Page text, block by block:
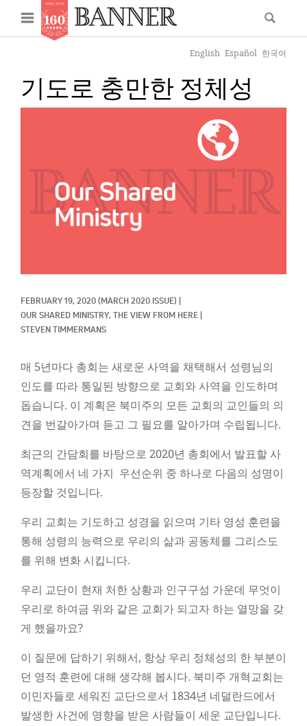
main
content
Open
English Español 한국어
기도로 충만한 정체성
FEBRUARY 19, 2020 (MARCH 2020 ISSUE)
OUR SHARED MINISTRY,
THE VIEW FROM HERE
STEVEN TIMMERMANS
매 5년마다 총회는 새로운 사역을 채택해서 성령님의
인도를 따라 통일된 방향으로 교회와 사역을 인도하며
돕습니다. 이 계획은 북미주의 모든 교회의 교인들의 의
견을 번갈아가며 듣고 그 필요를 알아가며 수립됩니다.
최근의 간담회를 바탕으로 2020년 총회에서 발표할 사
역계획에서 네 가지 우선순위 중 하나로 다음의 성명이
등장할 것입니다.
우리 교회는 기도하고 성경을 읽으며 기타 영성 훈련을
통해 성령의 능력으로 우리의 삶과 공동체를 그리스도
를 위해 변화 시킵니다.
우리 교단이 현재 처한 상황과 인구구성 가운데 무엇이
우리로 하여금 위와 같은 교회가 되고자 하는 열망을 갖
게 했을까요?
이 질문에 답하기 위해서, 항상 우리 정체성의 한 부분이
던 영적 훈련에 대해 생각해 봅시다. 북미주 개혁교회는
이민자들로 세워진 교단으로서 1834년 네덜란드에서
발생한 사건에 영향을 받은 사람들이 세운 교단입니다.
Main
navigation
News
Features
As I Was Saying
Extras
Secondary
Get Your Banner
About
Español